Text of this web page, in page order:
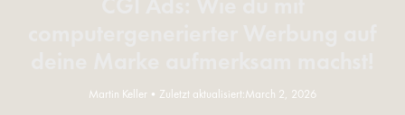
Martin Keller • Zuletzt aktualisiert:March 2, 2026